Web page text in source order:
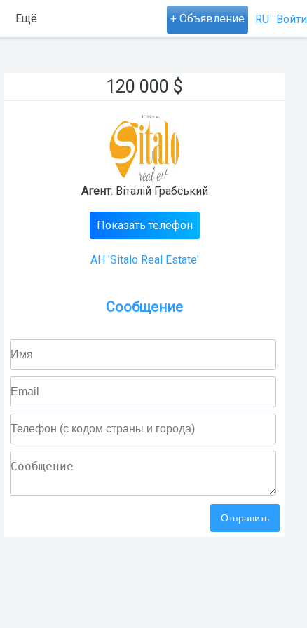
Ещё + Объявление RU Войти
120 000 $
Агент: Віталій Грабський
Показать телефон
АН 'Sitalo Real Estate'
Сообщение